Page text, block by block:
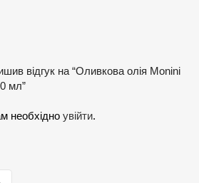
відгук на “Оливкова олія Monini
мл”
необхідно увійти.